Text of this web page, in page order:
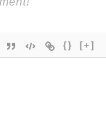
{} [+]